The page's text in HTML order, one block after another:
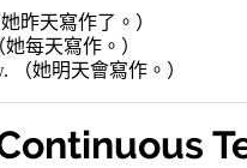
昨天寫作了。）
她每天寫作。）
（她明天會寫作。）